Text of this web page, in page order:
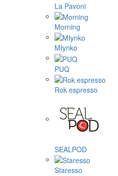
La Pavoni
Morning
Młynko
PUQ
Rok espresso
SEALPOD
Staresso